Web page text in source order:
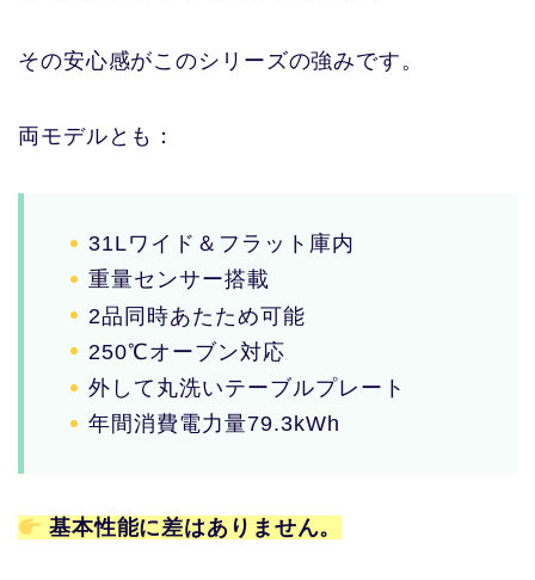
その安心感がこのシリーズの強みです。
両モデルとも：
31Lワイド＆フラット庫内
重量センサー搭載
2品同時あたため可能
250℃オーブン対応
外して丸洗いテーブルプレート
年間消費電力量79.3kWh
基本性能に差はありません。